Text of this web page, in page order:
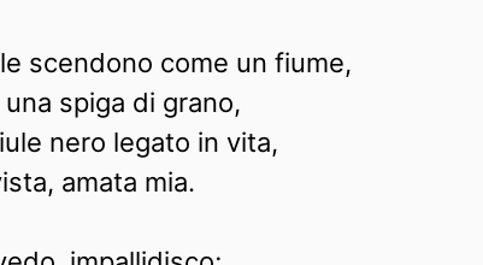
scendono come un fiume,
spiga di grano,
nero legato in vita,
amata mia.